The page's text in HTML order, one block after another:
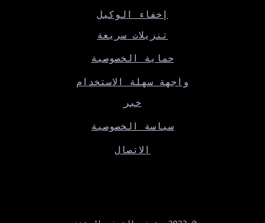
إخفاء الوكيل
تنزيلات سريعة
حماية الخصوصية
واجهة سهلة الاستخدام
خبر
سياسة الخصوصية
الاتصال